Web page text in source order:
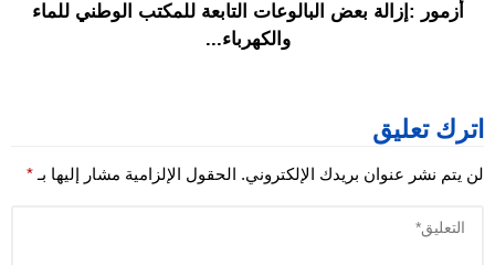
أزمور :إزالة بعض البالوعات التابعة للمكتب الوطني للماء
والكهرباء...
اترك تعليق
لن يتم نشر عنوان بريدك الإلكتروني. الحقول الإلزامية مشار إليها بـ *